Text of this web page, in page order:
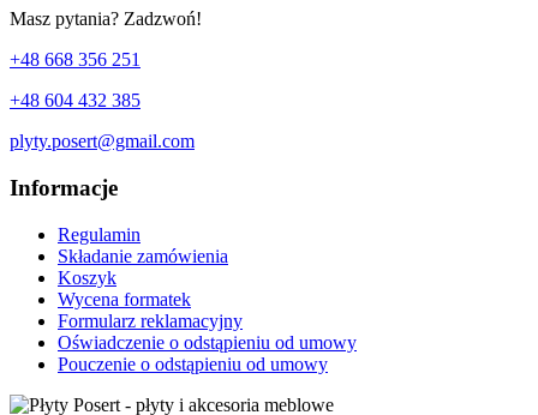
Masz pytania? Zadzwoń!
+48 668 356 251
+48 604 432 385
plyty.posert@gmail.com
Informacje
Regulamin
Składanie zamówienia
Koszyk
Wycena formatek
Formularz reklamacyjny
Oświadczenie o odstąpieniu od umowy
Pouczenie o odstąpieniu od umowy